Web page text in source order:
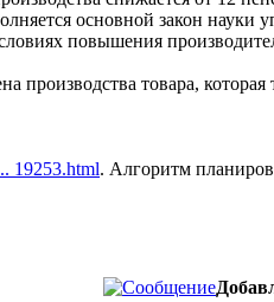
основной закон науки
повышения
товара, которая
19253.html. Алгоритм